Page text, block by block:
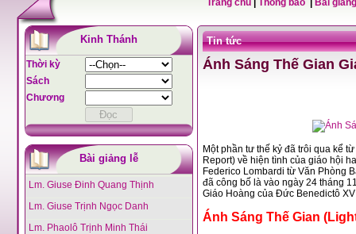
Trang chủ Thông báo Bài
Kinh Thánh
Thời kỳ
Sách
Chương
Bài giảng lễ
Lm. Giuse Đinh Quang Thịnh
Lm. Giuse Trịnh Ngọc Danh
Lm. Phaolô Trịnh Minh Thái
Tin tức
Ánh Sáng Thế Gian
Một phần tư thế kỷ đã trôi qua kể từ bước ngoặt do bản Tường
Report) về hiện tình của giáo hội hai mươi năm sau khi kết thúc Công Đồng Vatican II; và như đã được thông báo bởi LM
Federico Lombardi từ Văn Phòng Báo Chí của Tòa Thánh từ tháng Tám vừa qua, nhà xuất bản
đã công bố là vào ngày 24 tháng 11 này, họ sẽ phát hành
Giáo Hoàng của Đức Benedictô
Ánh Sáng Thế Gian